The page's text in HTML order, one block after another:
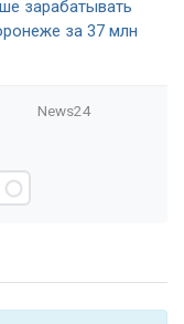
зарабатывать
за 37 млн
News24